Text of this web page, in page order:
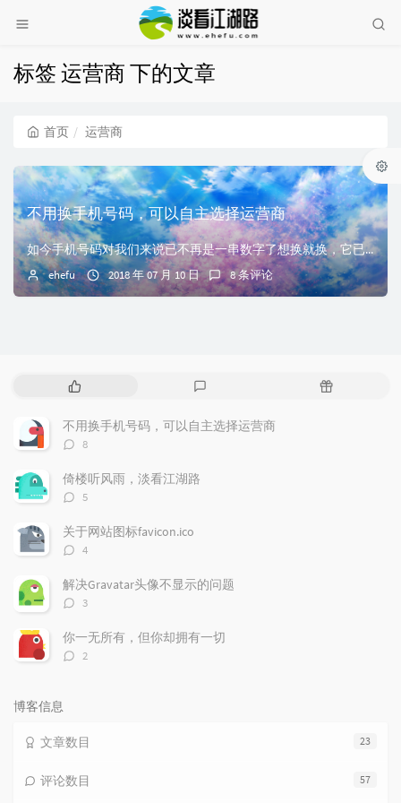
标签 运营商 下的文章
首页 运营商
不用换手机号码，可以自主选择运营商
如今手机号码对我们来说已不再是一串数字了想换就换，它已经变成了一人的身份证明，特别是现在网上银行、微信钱包、支付宝都绑定了手机号，这个号码已经离不开我们的生活。但就因为一个号码绑定了我们太多信息，反而给我们造成负担，对于一些年轻人他们一定深有体会，自己的套餐资费不合理，看着其它运营商频出性价比极高的套餐心里是十分羡慕，想要换套餐，可是号码也要跟着换，绑定了那么多信息这要一换号码得多麻烦，加上...
ehefu 2018 年 07 月 10 日 8 条评论
热
文
章
评
随
不用换手机号码，可以自主选择运营商
评
数：
8
倚楼听风雨，淡看江湖路
评
数：
5
关于网站图标favicon.ico
评
数：
4
解决Gravatar头像不显示的问题
评
数：
3
你一无所有，但你却拥有一切
评
2
博客信息
23
文章数目
57
评论数目